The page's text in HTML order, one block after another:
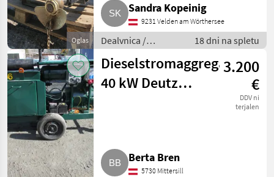
Oglas
Sandra Kopeinig
9231 Velden am Wörthersee
Dealvnica /
Električni
generatorji
18 dni na spletu
Dieselstromaggregat
40 kW Deutz
3.200
€
DDV ni
terjalen
Berta Bren
5730 Mittersill